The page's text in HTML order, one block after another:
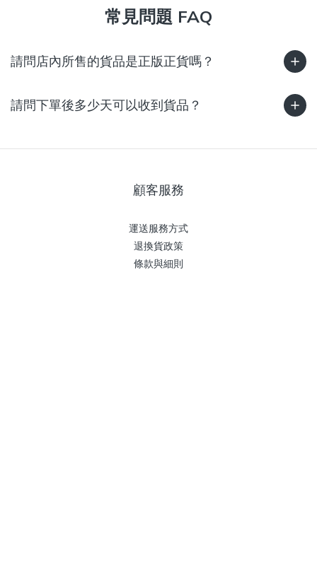
常見問題 FAQ
請問店內所售的貨品是正版正貨嗎？
請問下單後多少天可以收到貨品？
顧客服務
運送服務方式
退換貨政策
條款與細則